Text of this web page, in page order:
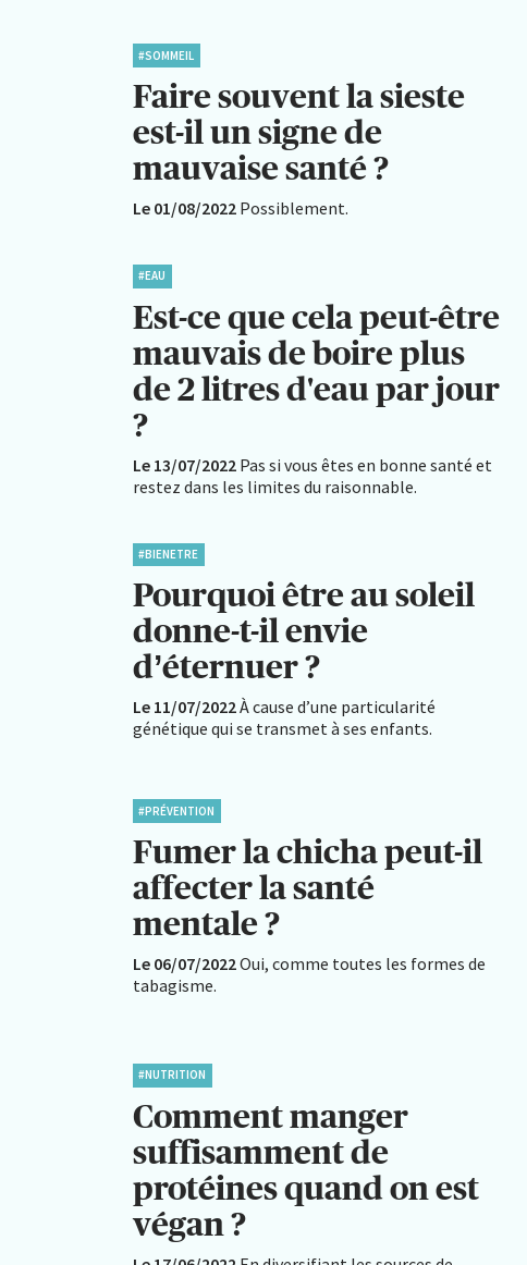
#SOMMEIL
Faire souvent la sieste
est-il un signe de
mauvaise santé ?
Le 01/08/2022 Possiblement.
#EAU
Est-ce que cela peut-être
mauvais de boire plus
de 2 litres d'eau par jour
?
Le 13/07/2022 Pas si vous êtes en bonne santé et
restez dans les limites du raisonnable.
#BIENETRE
Pourquoi être au soleil
donne-t-il envie
d’éternuer ?
Le 11/07/2022À cause d’une particularité
génétique qui se transmet à ses enfants.
#PRÉVENTION
Fumer la chicha peut-il
affecter la santé
mentale ?
Le 06/07/2022Oui, comme toutes les formes de
tabagisme.
#NUTRITION
Comment manger
suffisamment de
protéines quand on est
végan ?